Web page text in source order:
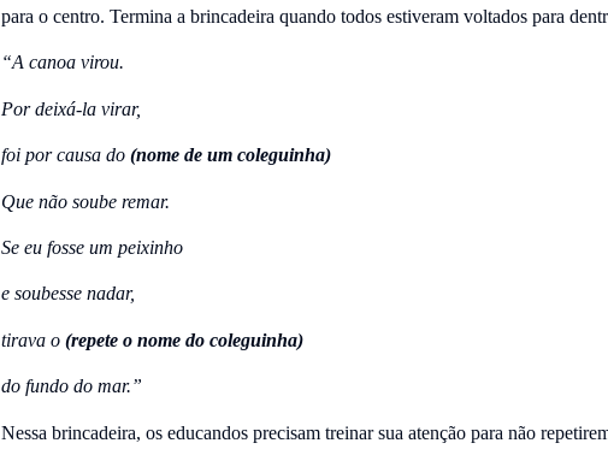
para o centro. Termina a brincadeira quando todos estiveram voltados para
“A canoa virou.
Por deixá-la virar,
foi por causa do (nome de um coleguinha)
Que não soube remar.
Se eu fosse um peixinho
e soubesse nadar,
tirava o (repete o nome do coleguinha)
do fundo do mar.”
Nessa brincadeira, os educandos precisam treinar sua atenção para não